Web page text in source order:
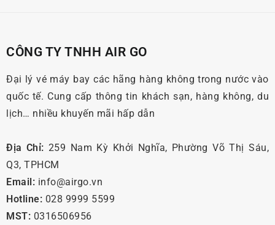
CÔNG TY TNHH AIR GO
Đại lý vé máy bay các hãng hàng không trong nước vào
quốc tế. Cung cấp thông tin khách sạn, hàng không, du
lịch… nhiều khuyến mãi hấp dẫn
Địa Chỉ: 259 Nam Kỳ Khởi Nghĩa, Phường Võ Thị Sáu,
Q3, TPHCM
Email: info@airgo.vn
Hotline: 028 9999 5599
MST: 0316506956